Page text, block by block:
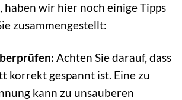
haben wir hier noch einige Tipps
zusammengestellt:
Achten Sie darauf, dass
korrekt gespannt ist. Eine zu
kann zu unsauberen